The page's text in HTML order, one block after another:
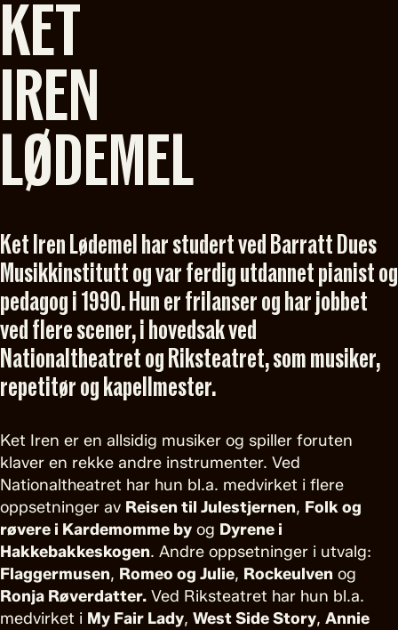
KET
IREN
LØDEMEL
Ket Iren Lødemel har studert ved Barratt Dues
Musikkinstitutt og var ferdig utdannet pianist og
pedagog i 1990. Hun er frilanser og har jobbet
ved flere scener, i hovedsak ved
Nationaltheatret og Riksteatret, som musiker,
repetitør og kapellmester.
Ket Iren er en allsidig musiker og spiller foruten
klaver en rekke andre instrumenter. Ved
Nationaltheatret har hun bl.a. medvirket i flere
oppsetninger av Reisen til Julestjernen, Folk og
røvere i Kardemomme by og Dyrene i
Hakkebakkeskogen. Andre oppsetninger i utvalg:
Flaggermusen, Romeo og Julie, Rockeulven og
Ronja Røverdatter. Ved Riksteatret har hun bl.a.
medvirket i My Fair Lady, West Side Story, Annie